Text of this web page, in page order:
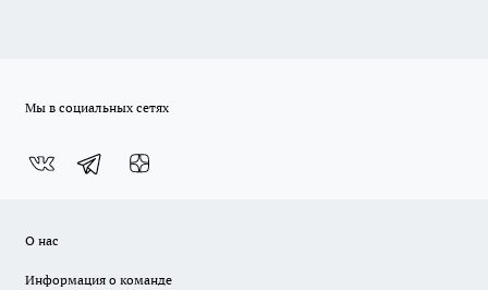
Мы в социальных сетях
О нас
Информация о команде